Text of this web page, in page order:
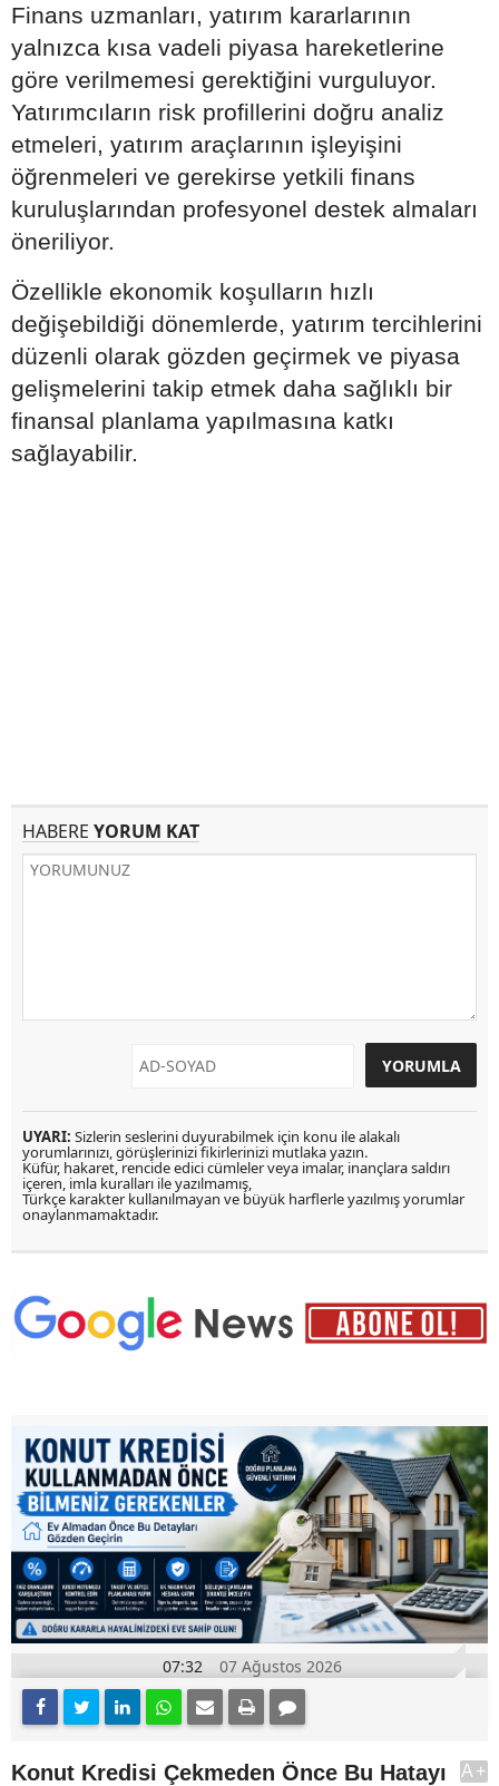
Finans uzmanları, yatırım kararlarının
yalnızca kısa vadeli piyasa hareketlerine
göre verilmemesi gerektiğini vurguluyor.
Yatırımcıların risk profillerini doğru analiz
etmeleri, yatırım araçlarının işleyişini
öğrenmeleri ve gerekirse yetkili finans
kuruluşlarından profesyonel destek almaları
öneriliyor.
Özellikle ekonomik koşulların hızlı
değişebildiği dönemlerde, yatırım tercihlerini
düzenli olarak gözden geçirmek ve piyasa
gelişmelerini takip etmek daha sağlıklı bir
finansal planlama yapılmasına katkı
sağlayabilir.
HABERE YORUM KAT
UYARI: Sizlerin seslerini duyurabilmek için konu ile alakalı
yorumlarınızı, görüşlerinizi fikirlerinizi mutlaka yazın.
Küfür, hakaret, rencide edici cümleler veya imalar, inançlara saldırı
içeren, imla kuralları ile yazılmamış,
Türkçe karakter kullanılmayan ve büyük harflerle yazılmış yorumlar
onaylanmamaktadır.
07:32 07 Ağustos 2026
Konut Kredisi Çekmeden Önce Bu Hatayı A+